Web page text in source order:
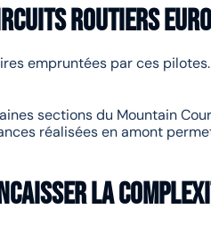
routiers
empruntées par ces
sections du Mountain
réalisées en amont
la